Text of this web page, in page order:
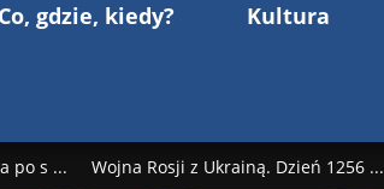
Co, gdzie, kiedy? Kultura
po s ... Wojna Rosji z Ukrainą. Dzień 1256 ...